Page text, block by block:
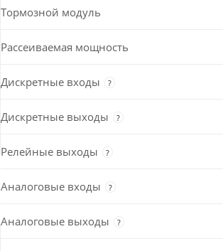
Тормозной модуль
Рассеиваемая мощность
Дискретные входы ?
Дискретные выходы ?
Релейные выходы ?
Аналоговые входы ?
Аналоговые выходы ?